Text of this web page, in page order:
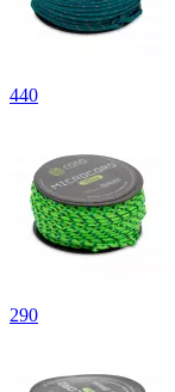
440
290